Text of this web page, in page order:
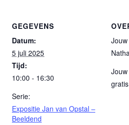
GEGEVENS
Datum:
5 juli 2025
Tijd:
10:00 - 16:30
Serie:
Expositie Jan van Opstal –
Beeldend
gratis